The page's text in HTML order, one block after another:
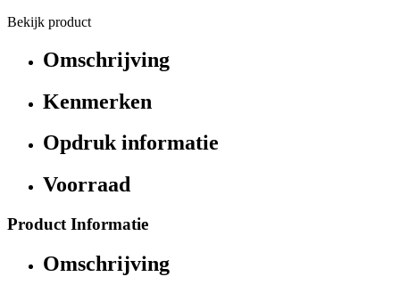
Bekijk product
Omschrijving
Kenmerken
Opdruk informatie
Voorraad
Product Informatie
Omschrijving